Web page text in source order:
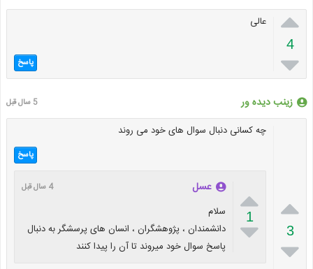

4

عالی
پاسخ
زینب دیده ور 5 سال قبل

3

چه کسانی دنبال سوال های خود می روند
پاسخ

1

عسل 4 سال قبل
سلام
دانشمندان ، پژوهشگران ، انسان های پرسشگر به دنبال
پاسخ سوال خود میروند تا آن را پیدا کنند